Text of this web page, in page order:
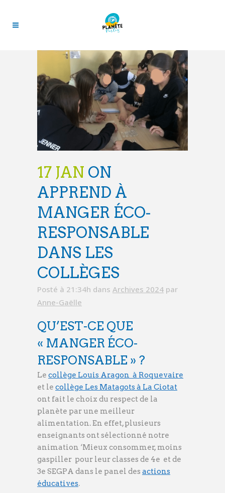
17 JAN ON
APPREND À
MANGER ÉCO-
RESPONSABLE
DANS LES
COLLÈGES
Posté à 21:34h dans Archives 2024 par
Anne-Gaëlle
QU’EST-CE QUE
« MANGER ÉCO-
RESPONSABLE » ?
Le collège Louis Aragon à Roquevaire
et le collège Les Matagots à La Ciotat
ont fait le choix du respect de la
planète par une meilleur
alimentation. En effet, plusieurs
enseignants ont sélectionné notre
animation ‘Mieux consommer, moins
gaspiller pour leur classes de 4e et de
3e SEGPA dans le panel des actions
éducatives.